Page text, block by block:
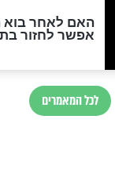
יהדות
לפרסום:
בדרום לבנון